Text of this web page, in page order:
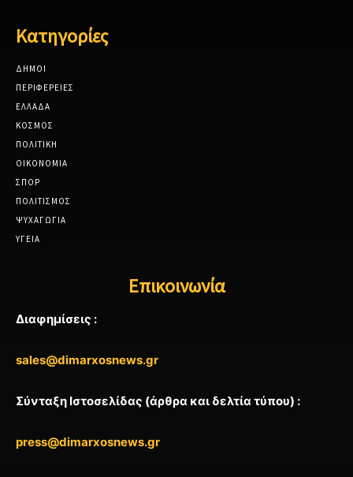
Κατηγορίες
ΔΗΜΟΙ
ΠΕΡΙΦΕΡΕΙΕΣ
ΕΛΛΑΔΑ
ΚΟΣΜΟΣ
ΠΟΛΙΤΙΚΗ
ΟΙΚΟΝΟΜΙΑ
ΣΠΟΡ
ΠΟΛΙΤΙΣΜΟΣ
ΨΥΧΑΓΩΓΙΑ
ΥΓΕΙΑ
Επικοινωνία
Διαφημίσεις :
sales@dimarxosnews.gr
Σύνταξη Ιστοσελίδας (άρθρα και δελτία τύπου) :
press@dimarxosnews.gr